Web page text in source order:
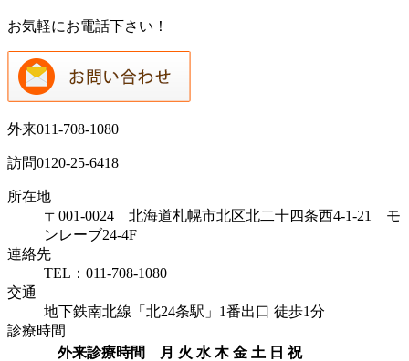
お気軽にお電話下さい！
外来011-708-1080
訪問0120-25-6418
所在地
〒001-0024 北海道札幌市北区北二十四条西4-1-21 モ
ンレーブ24-4F
連絡先
TEL：011-708-1080
交通
地下鉄南北線「北24条駅」1番出口 徒歩1分
診療時間
外来診療時間
月 火 水 木 金 土 日 祝